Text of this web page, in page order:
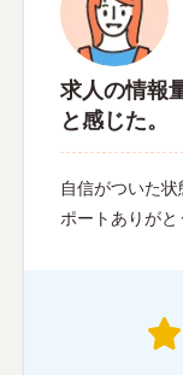
求人の情報
と感じた。
自信がついた
ポートありがと